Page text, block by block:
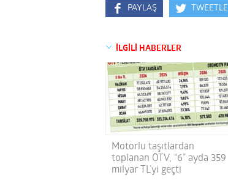
PAYLAŞ TWEETLE
İLGİLİ HABERLER
Motorlu taşıtlardan
toplanan ÖTV, “6” ayda 359
milyar TL’yi geçti